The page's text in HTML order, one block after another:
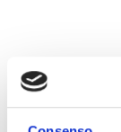
Scadenza